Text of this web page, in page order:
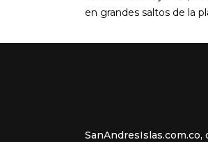
en grandes saltos de la
SanAndresIslas.com.co,